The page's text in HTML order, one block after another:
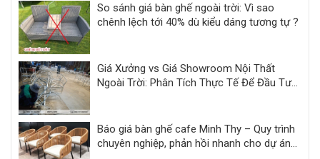
So sánh giá bàn ghế ngoài trời: Vì sao
chênh lệch tới 40% dù kiểu dáng tương tự ?
Giá Xưởng vs Giá Showroom Nội Thất
Ngoài Trời: Phân Tích Thực Tế Để Đầu Tư
Báo giá bàn ghế cafe Minh Thy – Quy trình
chuyên nghiệp, phản hồi nhanh cho dự án